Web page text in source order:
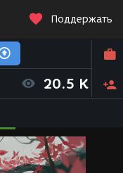
Поддержать
20.5 K